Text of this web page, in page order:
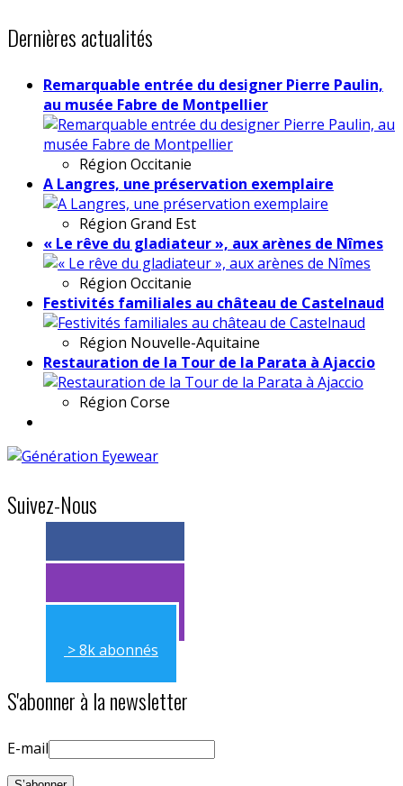
Dernières actualités
Remarquable entrée du designer Pierre Paulin,
au musée Fabre de Montpellier
Région Occitanie
A Langres, une préservation exemplaire
Région Grand Est
« Le rêve du gladiateur », aux arènes de Nîmes
Région Occitanie
Festivités familiales au château de Castelnaud
Région Nouvelle-Aquitaine
Restauration de la Tour de la Parata à Ajaccio
Région Corse
Suivez-Nous
> 11k abonnés
> 11k abonnés
> 8k abonnés
S'abonner à la newsletter
E-mail